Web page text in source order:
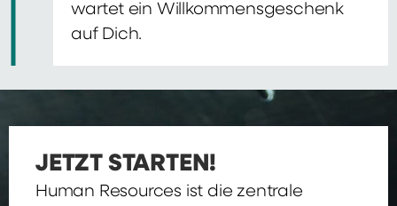
wartet ein Willkommensgeschenk
auf Dich.
JETZT STARTEN!
Human Resources ist die zentrale